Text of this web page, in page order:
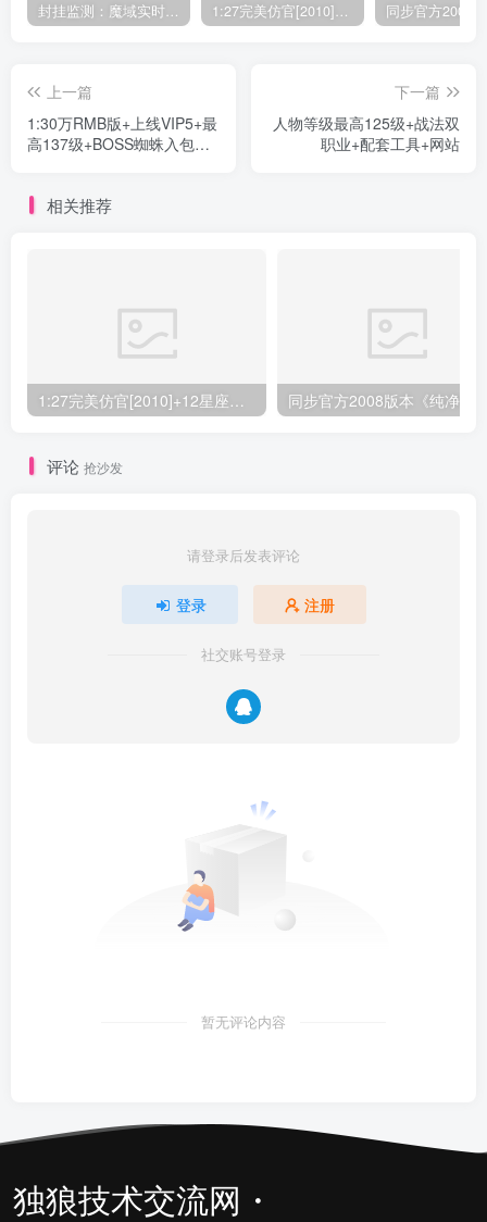
封挂监测：魔域实时封挂，界面实时监测，游戏监控 1:27完美仿官[2010]+12星座幻兽+异能者职业+配套工具
上一篇
1:30万RMB版+上线VIP5+最
高137级+BOSS蜘蛛入包魔
下一篇
人物等级最高125级+战法双
职业+配套工具+网站
相关推荐
1:27完美仿官[2010]+12星座幻兽+异能者职业+配套工具
评论 抢沙发
请登录后发表评论
登录 注册
社交账号登录
暂无评论内容
独狼技术交流网・